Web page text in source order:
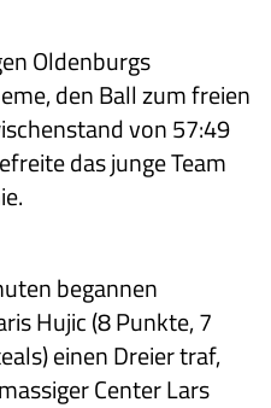
Oldenburgs
den Ball zum freien
von 57:49
das junge Team
begannen
Hujic (8 Punkte, 7
einen Dreier traf,
Center Lars